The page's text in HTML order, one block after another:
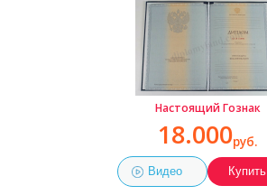
Настоящий Гознак
18.000руб.
Видео Купить